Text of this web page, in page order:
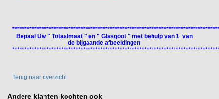
Bepaal Uw " Totaalmaat " en " Glasgoot " met behulp van 1 van
de bijgaande afbeeldingen
Terug naar overzicht
Andere klanten kochten ook